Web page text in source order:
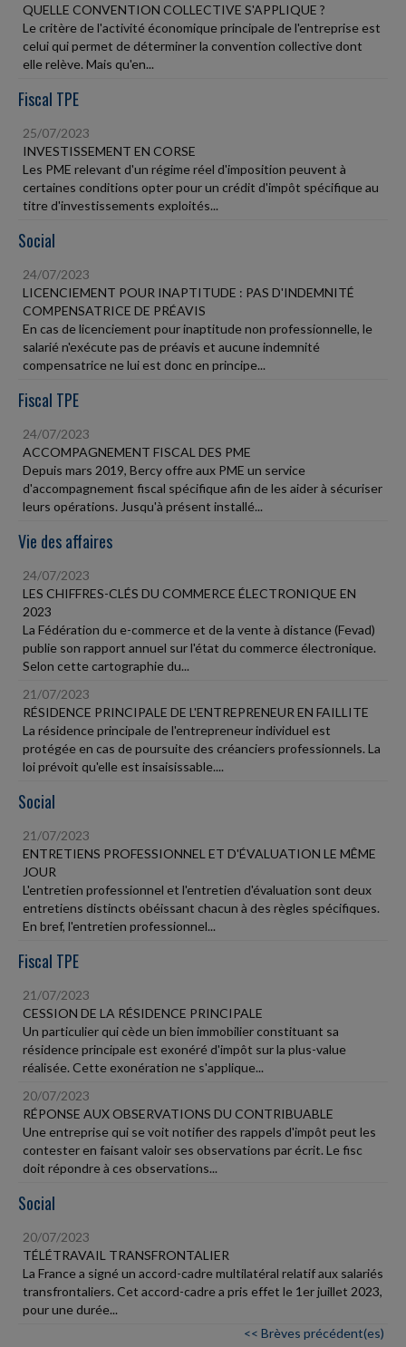
QUELLE CONVENTION COLLECTIVE S'APPLIQUE ?
Le critère de l'activité économique principale de l'entreprise est
celui qui permet de déterminer la convention collective dont
elle relève. Mais qu'en...
Fiscal TPE
25/07/2023
INVESTISSEMENT EN CORSE
Les PME relevant d'un régime réel d'imposition peuvent à
certaines conditions opter pour un crédit d'impôt spécifique au
titre d'investissements exploités...
Social
24/07/2023
LICENCIEMENT POUR INAPTITUDE : PAS D'INDEMNITÉ
COMPENSATRICE DE PRÉAVIS
En cas de licenciement pour inaptitude non professionnelle, le
salarié n'exécute pas de préavis et aucune indemnité
compensatrice ne lui est donc en principe...
Fiscal TPE
24/07/2023
ACCOMPAGNEMENT FISCAL DES PME
Depuis mars 2019, Bercy offre aux PME un service
d'accompagnement fiscal spécifique afin de les aider à sécuriser
leurs opérations. Jusqu'à présent installé...
Vie des affaires
24/07/2023
LES CHIFFRES-CLÉS DU COMMERCE ÉLECTRONIQUE EN
2023
La Fédération du e-commerce et de la vente à distance (Fevad)
publie son rapport annuel sur l'état du commerce électronique.
Selon cette cartographie du...
21/07/2023
RÉSIDENCE PRINCIPALE DE L'ENTREPRENEUR EN FAILLITE
La résidence principale de l'entrepreneur individuel est
protégée en cas de poursuite des créanciers professionnels. La
loi prévoit qu'elle est insaisissable....
Social
21/07/2023
ENTRETIENS PROFESSIONNEL ET D'ÉVALUATION LE MÊME
JOUR
L'entretien professionnel et l'entretien d'évaluation sont deux
entretiens distincts obéissant chacun à des règles spécifiques.
En bref, l'entretien professionnel...
Fiscal TPE
21/07/2023
CESSION DE LA RÉSIDENCE PRINCIPALE
Un particulier qui cède un bien immobilier constituant sa
résidence principale est exonéré d'impôt sur la plus-value
réalisée. Cette exonération ne s'applique...
20/07/2023
RÉPONSE AUX OBSERVATIONS DU CONTRIBUABLE
Une entreprise qui se voit notifier des rappels d'impôt peut les
contester en faisant valoir ses observations par écrit. Le fisc
doit répondre à ces observations...
Social
20/07/2023
TÉLÉTRAVAIL TRANSFRONTALIER
La France a signé un accord-cadre multilatéral relatif aux salariés
transfrontaliers. Cet accord-cadre a pris effet le 1er juillet 2023,
pour une durée...
<< Brèves précédent(es)